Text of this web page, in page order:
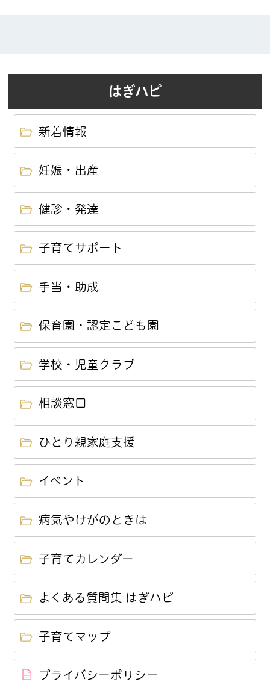
はぎハピ
新着情報
妊娠・出産
健診・発達
子育てサポート
手当・助成
保育園・認定こども園
学校・児童クラブ
相談窓口
ひとり親家庭支援
イベント
病気やけがのときは
子育てカレンダー
よくある質問集 はぎハピ
子育てマップ
プライバシーポリシー